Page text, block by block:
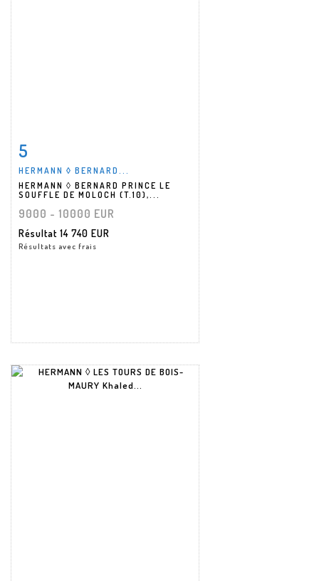
5
HERMANN ◊ BERNARD...
HERMANN ◊ BERNARD PRINCE LE
SOUFFLE DE MOLOCH (T.10),...
9000 - 10000 EUR
Résultat 14 740 EUR
Résultats avec frais